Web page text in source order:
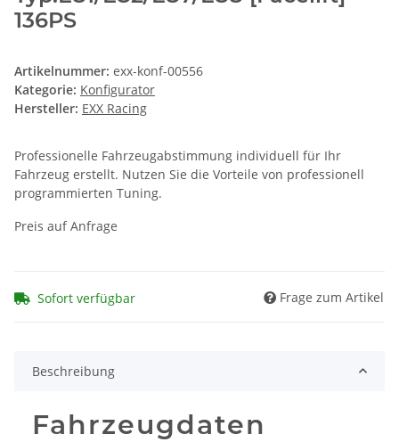
136PS
Artikelnummer: exx-konf-00556
Kategorie: Konfigurator
Hersteller: EXX Racing
Professionelle Fahrzeugabstimmung individuell für Ihr
Fahrzeug erstellt. Nutzen Sie die Vorteile von professionell
programmierten Tuning.
Preis auf Anfrage
Sofort verfügbar Frage zum Artikel
Beschreibung
Fahrzeugdaten